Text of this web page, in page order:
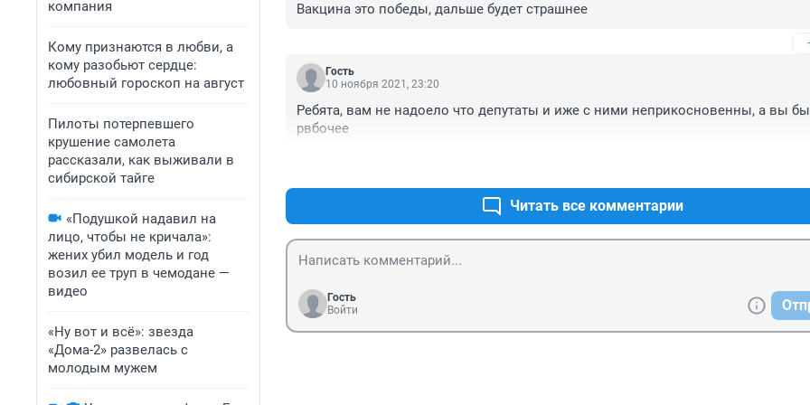
компания
Кому признаются в любви, а
кому разобьют сердце:
любовный гороскоп на август
Пилоты потерпевшего
крушение самолета
рассказали, как выживали в
сибирской тайге
«Подушкой надавил на
лицо, чтобы не кричала»:
жених убил модель и год
возил ее труп в чемодане —
видео
«Ну вот и всё»: звезда
«Дома-2» развелась с
молодым мужем
Вакцина это победы, дальше будет страшнее
Гость
10 ноября 2021, 23:20
Ребята, вам не надоело что депутаты и иже с ними неприкосновенны, а вы
рвбочее
Читать все комментарии
Гость
Войти